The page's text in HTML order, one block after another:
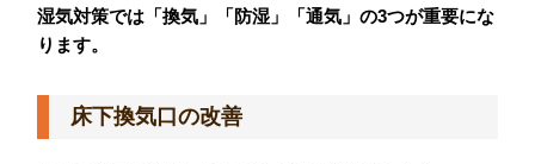
湿気対策では「換気」「防湿」「通気」の3つが重要にな
ります。
床下換気口の改善